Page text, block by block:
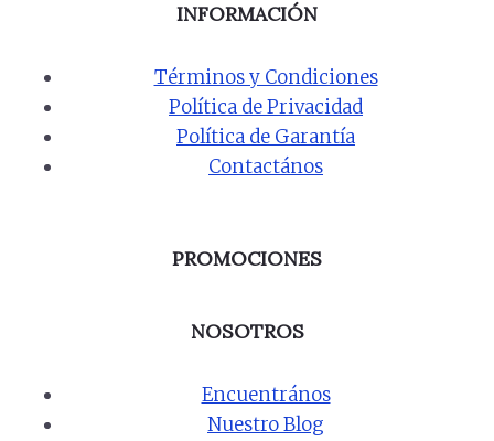
INFORMACIÓN
Términos y Condiciones
Política de Privacidad
Política de Garantía
Contactános
PROMOCIONES
NOSOTROS
Encuentrános
Nuestro Blog